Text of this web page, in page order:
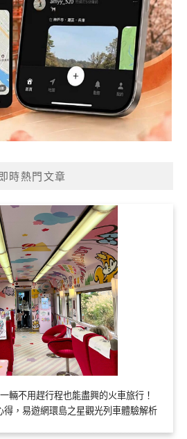
時熱門文章
輛不用趕行程也能盡興的火車旅行！
，易遊網環島之星觀光列車體驗解析